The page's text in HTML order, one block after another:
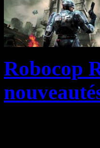
Robocop